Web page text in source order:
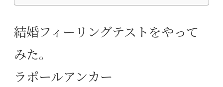
結婚フィーリングテストをやって
みた。
ラポールアンカー